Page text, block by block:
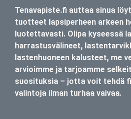
Tenavapiste.fi auttaa sinua
tuotteet lapsiperheen arkeen
luotettavasti. Olipa kyseessä
harrastusvälineet,
lastenhuoneen kalusteet, me
arvioimme ja tarjoamme
suosituksia – jotta voit tehdä
valintoja ilman turhaa vaivaa.